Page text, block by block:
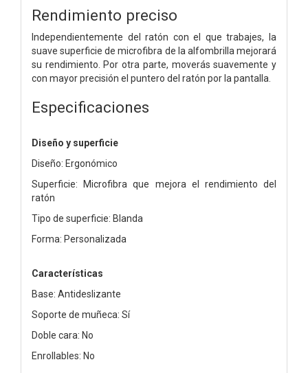
Rendimiento preciso
Independientemente del ratón con el que trabajes, la
suave superficie de microfibra de la alfombrilla mejorará
su rendimiento. Por otra parte, moverás suavemente y
con mayor precisión el puntero del ratón por la pantalla.
Especificaciones
Diseño y superficie
Diseño: Ergonómico
Superficie: Microfibra que mejora el rendimiento del
ratón
Tipo de superficie: Blanda
Forma: Personalizada
Características
Base: Antideslizante
Soporte de muñeca: Sí
Doble cara: No
Enrollables: No